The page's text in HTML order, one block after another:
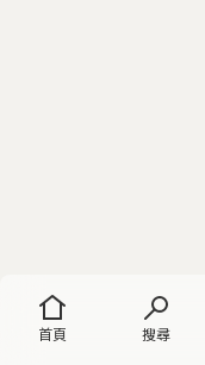
首頁 搜尋